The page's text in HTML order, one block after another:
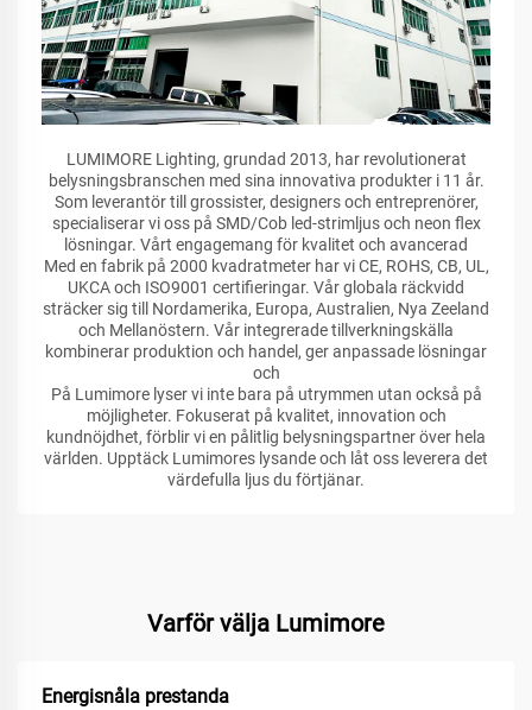
LUMIMORE Lighting, grundad 2013, har revolutionerat
belysningsbranschen med sina innovativa produkter i 11 år.
Som leverantör till grossister, designers och entreprenörer,
specialiserar vi oss på SMD/Cob led-strimljus och neon flex
lösningar. Vårt engagemang för kvalitet och avancerad
Med en fabrik på 2000 kvadratmeter har vi CE, ROHS, CB, UL,
UKCA och ISO9001 certifieringar. Vår globala räckvidd
sträcker sig till Nordamerika, Europa, Australien, Nya Zeeland
och Mellanöstern. Vår integrerade tillverkningskälla
kombinerar produktion och handel, ger anpassade lösningar
och
På Lumimore lyser vi inte bara på utrymmen utan också på
möjligheter. Fokuserat på kvalitet, innovation och
kundnöjdhet, förblir vi en pålitlig belysningspartner över hela
världen. Upptäck Lumimores lysande och låt oss leverera det
värdefulla ljus du förtjänar.
Varför välja Lumimore
Energisnåla prestanda